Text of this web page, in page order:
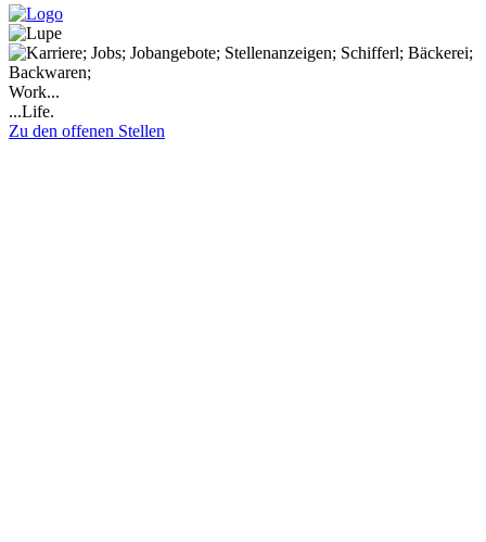
Work...
...Life.
Zu den offenen Stellen